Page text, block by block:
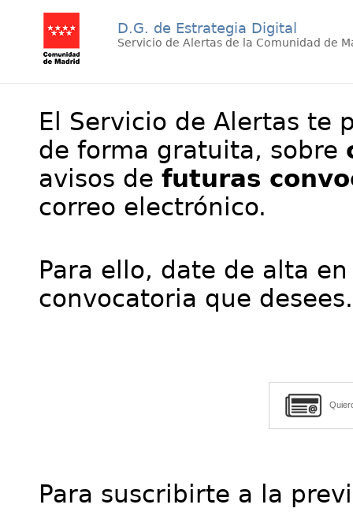
D.G. de Estrategia Digital
Servicio de Alertas de la Comunidad de
El Servicio de Alertas te
de forma gratuita, sobre
avisos de futuras
correo electrónico.
Para ello, date de alta
convocatoria que desees.
Para suscribirte a la